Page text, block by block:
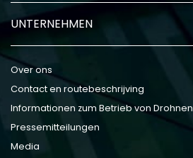
UNTERNEHMEN
Over ons
Contact en routebeschrijving
Informationen zum Betrieb von Drohnen
Pressemitteilungen
Media